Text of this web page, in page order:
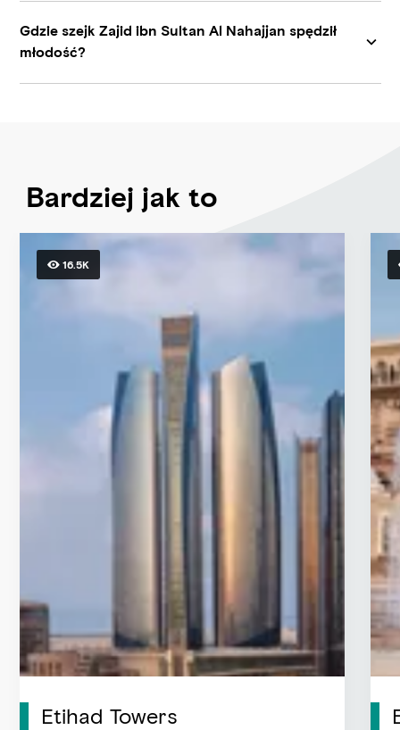
Gdzie szejk Zajid ibn Sultan Al Nahajjan spędził
młodość?
Bardziej jak to
16.5K
Etihad Towers